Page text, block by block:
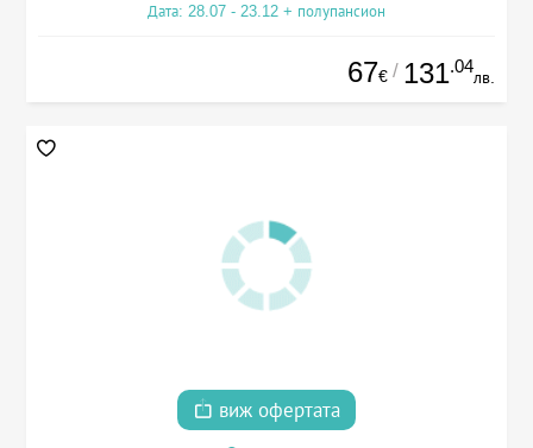
Дата: 28.07 - 23.12 + полупансион
67€ / 131.04
лв.
виж офертата